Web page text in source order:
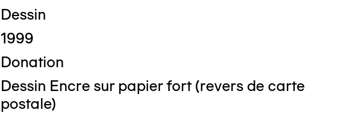
Dessin
1999
Donation
Dessin Encre sur papier fort (revers de carte
postale)